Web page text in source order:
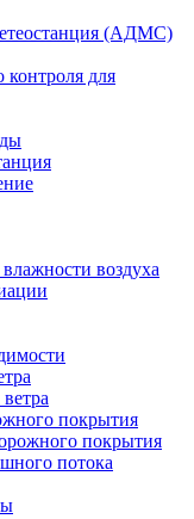
(АДМС)
контроля для
воздуха
покрытия
покрытия
потока